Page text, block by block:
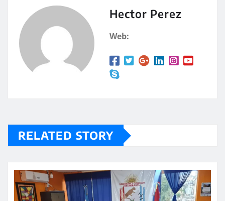
A
p
rt
Hector Perez
Web:
RELATED STORY